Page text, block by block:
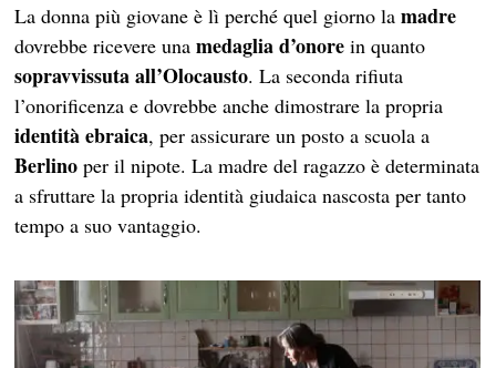
La donna più giovane è lì perché quel giorno lamadre
dovrebbe ricevere unamedaglia d’onore in quanto
sopravvissuta all’Olocausto. La seconda rifiuta
l’onorificenza e dovrebbe anche dimostrare la propria
identità ebraica, per assicurare un posto a scuola a
Berlino per il nipote. La madre del ragazzo è determinata
a sfruttare la propria identità giudaica nascosta per tanto
tempo a suo vantaggio.